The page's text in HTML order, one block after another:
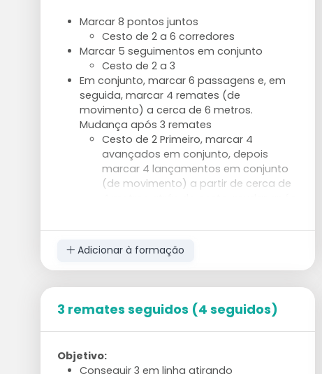
Marcar 8 pontos juntos
Cesto de 2 a 6 corredores
Marcar 5 seguimentos em conjunto
Cesto de 2 a 3
Em conjunto, marcar 6 passagens e, em
seguida, marcar 4 remates (de
movimento) a cerca de 6 metros.
Mudança após 3 remates
Cesto de 2 Primeiro, marcar 4
avançados em conjunto, depois
marcar 4 lançamentos em conjunto
(de movimento) a partir de cerca de
Marcar 6 avançados em conjunto, depois
marcar 4 lançamentos (de movimento)
em conjunto a partir de cerca de 6
metros. Mudança após 3 lançamentos
Cesto de 2 Primeiro marcam juntos 4
passagens, depois marcam juntos 4
lançamentos (de movimento) a partir
de cerca de 4 metros atrás do cesto,
Primeiro, cada um marca 1 lançamento
Adicionar à formação
3 remates seguidos (4 seguidos)
Objetivo:
Conseguir 3 em linha atirando